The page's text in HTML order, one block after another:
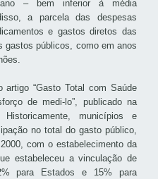
ano – bem inferior à média
a parcela das despesas
e gastos diretos das
gastos públicos, como em anos
artigo “Gasto Total com Saúde
de medi-lo”, publicado na
municípios e
no total do gasto público,
com o estabelecimento da
estabeleceu a vinculação de
para Estados e 15% para